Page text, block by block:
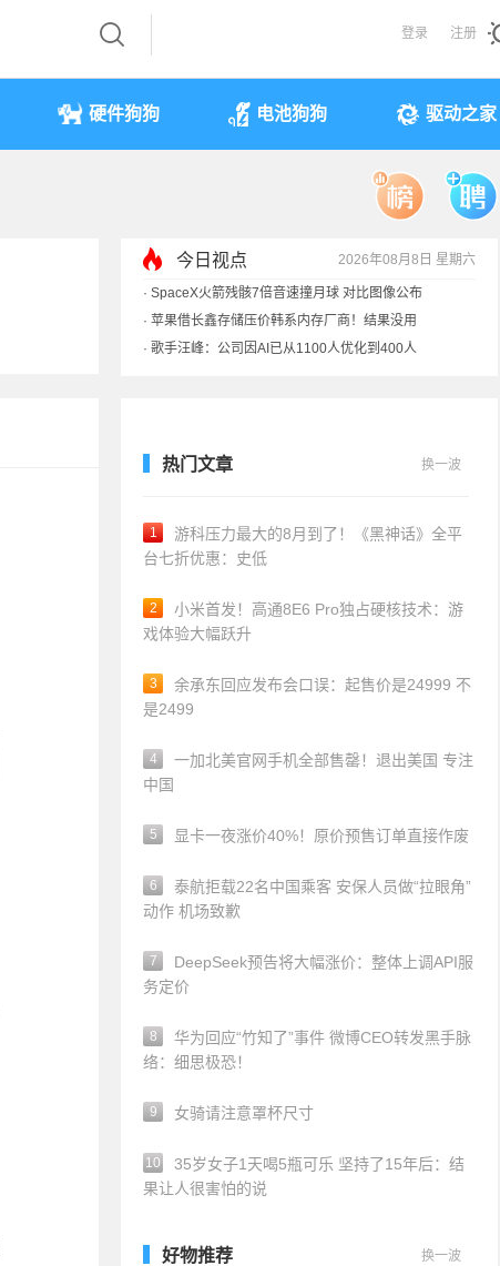
登录 注册
硬件狗狗 电池狗狗 驱动之家
今日视点 2026年08月8日 星期六
·苹果借长鑫存储压价韩系内存厂商！结果没用
歌手汪峰：公司因AI已从1100人优化到400人
索尼旗舰电视上市：115寸、149999元
热门文章 换一波
1
游科压力最大的8月到了！《黑神话》全平
台七折优惠：史低
2
小米首发！高通8E6 Pro独占硬核技术：游
戏体验大幅跃升
3
余承东回应发布会口误：起售价是24999 不
是2499
4
一加北美官网手机全部售罄！退出美国 专注
中国
5 显卡一夜涨价40%！原价预售订单直接作废
6
泰航拒载22名中国乘客 安保人员做“拉眼角”
动作 机场致歉
7
DeepSeek预告将大幅涨价：整体上调API服
务定价
8
华为回应“竹知了”事件 微博CEO转发黑手脉
络：细思极恐！
9 女骑请注意罩杯尺寸
10
35岁女子1天喝5瓶可乐 坚持了15年后：结
果让人很害怕的说
好物推荐 换一波